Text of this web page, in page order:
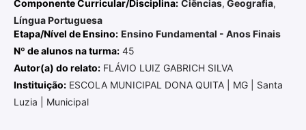
Componente Curricular/Disciplina: Ciências, Geografia,
Língua Portuguesa
Etapa/Nível de Ensino: Ensino Fundamental - Anos Finais
Nº de alunos na turma: 45
Autor(a) do relato: FLÁVIO LUIZ GABRICH SILVA
Instituição: ESCOLA MUNICIPAL DONA QUITA | MG | Santa
Luzia | Municipal